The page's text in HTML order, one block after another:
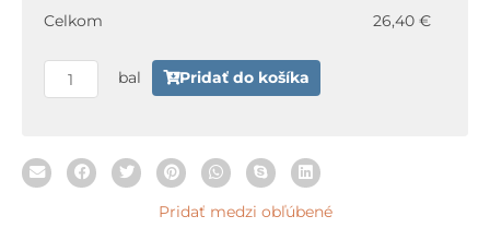
Celkom 26,40 €
Ściana
Struktura
30
cm
bal Pridať do košíka
Pridať medzi obľúbené